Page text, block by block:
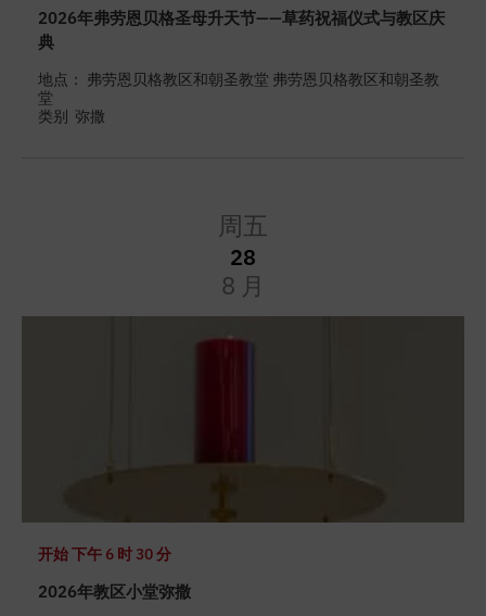
2026年弗劳恩贝格圣母升天节——草药祝福仪式与教区庆
典
地点： 弗劳恩贝格教区和朝圣教堂 弗劳恩贝格教区和朝圣教
堂
类别 弥撒
周五
28
8 月
开始下午 6 时 30 分
2026年教区小堂弥撒